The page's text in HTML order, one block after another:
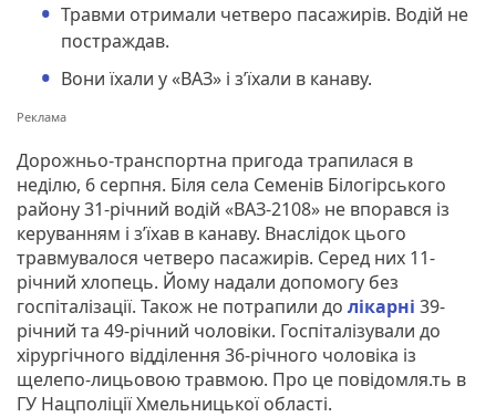
Травми отримали четверо пасажирів. Водій не
постраждав.
Вони їхали у «ВАЗ» і з’їхали в канаву.
Дорожньо-транспортна пригода трапилася в
неділю, 6 серпня. Біля села Семенів Білогірського
району 31-річний водій «ВАЗ-2108» не впорався із
керуванням і з’їхав в канаву. Внаслідок цього
травмувалося четверо пасажирів. Серед них 11-
річний хлопець. Йому надали допомогу без
госпіталізації. Також не потрапили до лікарні 39-
річний та 49-річний чоловіки. Госпіталізували до
хірургічного відділення 36-річного чоловіка із
щелепо-лицьовою травмою. Про це повідомля.ть в
ГУ Нацполіції Хмельницької області.